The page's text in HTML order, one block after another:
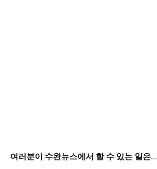
여러분이 수완뉴스에서 할 수 있는 일은...